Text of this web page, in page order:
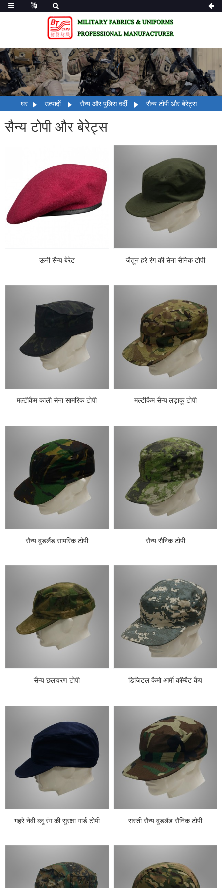
घर उत्पादों सैन्य और पुलिस वर्दी सैन्य टोपी और बेरेट्स
सैन्य टोपी और बेरेट्स
ऊनी सैन्य बेरेट जैतून हरे रंग की सेना सैनिक टोपी
मल्टीकैम काली सेना सामरिक टोपी मल्टीकैम सैन्य लड़ाकू टोपी
सैन्य वुडलैंड सामरिक टोपी सैन्य सैनिक टोपी
सैन्य छलावरण टोपी डिजिटल कैमो आर्मी कॉम्बैट कैप
गहरे नेवी ब्लू रंग की सुरक्षा गार्ड टोपी सस्ती सैन्य वुडलैंड सैनिक टोपी